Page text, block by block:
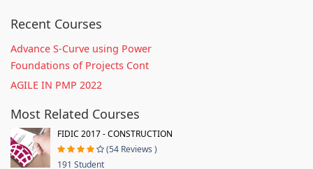
Recent Courses
Advance S-Curve using Power
Foundations of Projects Cont
AGILE IN PMP 2022
Most Related Courses
FIDIC 2017 - CONSTRUCTION
(54 Reviews )
191 Student